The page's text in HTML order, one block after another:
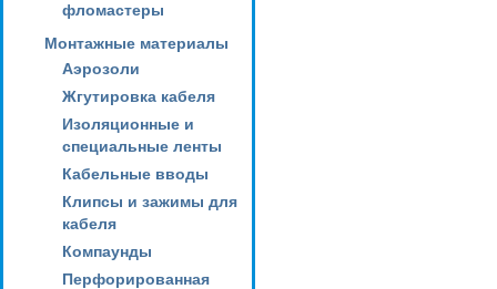
фломастеры
Монтажные материалы
Аэрозоли
Жгутировка кабеля
Изоляционные и
специальные ленты
Кабельные вводы
Клипсы и зажимы для
кабеля
Компаунды
Перфорированная